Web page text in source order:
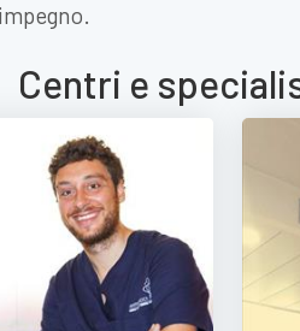
Centri e